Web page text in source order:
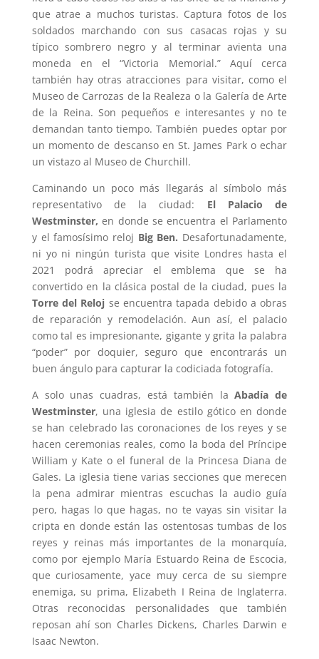
que atrae a muchos turistas. Captura fotos de los
soldados marchando con sus casacas rojas y su
típico sombrero negro y al terminar avienta una
moneda en el “Victoria Memorial.” Aquí cerca
también hay otras atracciones para visitar, como el
Museo de Carrozas de la Realeza o la Galería de Arte
de la Reina. Son pequeños e interesantes y no te
demandan tanto tiempo. También puedes optar por
un momento de descanso en St. James Park o echar
un vistazo al Museo de Churchill.
Caminando un poco más llegarás al símbolo más
representativo de la ciudad: El Palacio de
Westminster, en donde se encuentra el Parlamento
y el famosísimo reloj Big Ben. Desafortunadamente,
ni yo ni ningún turista que visite Londres hasta el
2021 podrá apreciar el emblema que se ha
convertido en la clásica postal de la ciudad, pues la
Torre del Reloj se encuentra tapada debido a obras
de reparación y remodelación. Aun así, el palacio
como tal es impresionante, gigante y grita la palabra
“poder” por doquier, seguro que encontrarás un
buen ángulo para capturar la codiciada fotografía.
A solo unas cuadras, está también laAbadía de
Westminster, una iglesia de estilo gótico en donde
se han celebrado las coronaciones de los reyes y se
hacen ceremonias reales, como la boda del Príncipe
William y Kate o el funeral de la Princesa Diana de
Gales. La iglesia tiene varias secciones que merecen
la pena admirar mientras escuchas la audio guía
pero, hagas lo que hagas, no te vayas sin visitar la
cripta en donde están las ostentosas tumbas de los
reyes y reinas más importantes de la monarquía,
como por ejemplo María Estuardo Reina de Escocia,
que curiosamente, yace muy cerca de su siempre
enemiga, su prima, Elizabeth I Reina de Inglaterra.
Otras reconocidas personalidades que también
reposan ahí son Charles Dickens, Charles Darwin e
Isaac Newton.